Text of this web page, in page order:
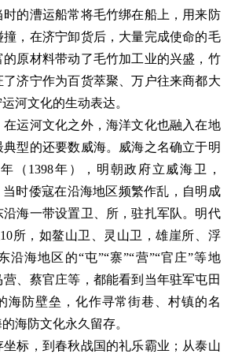
的漕运船常将毛竹绑在船上，用来防
撞，在济宁卸货后，大量完成使命的毛
原材料带动了毛竹加工业的兴盛，竹
济宁作为百货萃聚、万户往来商都大
河文化的生动表达。
河文化之外，海洋文化也融入在地
型的还要数威海。威海之名确立于明
（1398年），明朝政府立威海卫，
当时倭寇在沿海地区频繁作乱，自明成
海一带设置卫、所，驻扎军队。明代
所，如鳌山卫、灵山卫，雄崖所、浮
沿海地区的“屯”“寨”“营”“官庄”等地
、蔡官庄等，都能看到当年驻军屯田
海防壁垒，化作寻常街巷、村镇的名
海防文化永久留存。
，到春秋战国的礼乐霸业；从泰山